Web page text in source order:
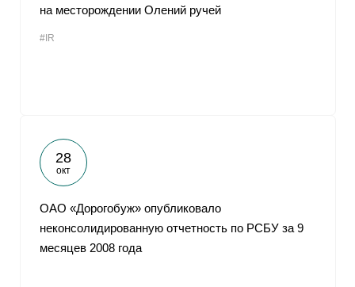
на месторождении Олений ручей
#IR
28
окт
ОАО «Дорогобуж» опубликовало
неконсолидированную отчетность по РСБУ за 9
месяцев 2008 года